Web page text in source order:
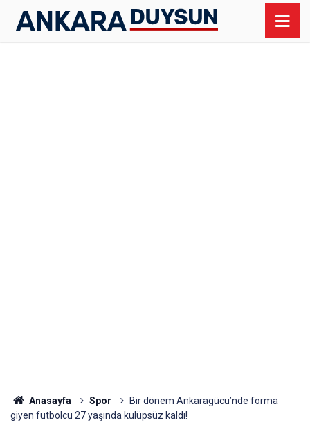
Anasayfa Spor
Bir dönem Ankaragücü’nde forma
giyen futbolcu 27 yaşında kulüpsüz kaldı!